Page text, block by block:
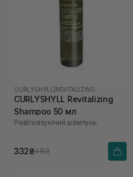
CURLYSHYLL REVITALIZING
CURLYSHYLL Revitalizing
Shampoo 50 мл
Ревіталізуючий шампунь
332₴415₴